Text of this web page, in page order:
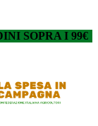
SOPRA I 99€